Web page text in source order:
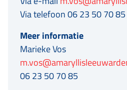
Via telefoon 06 23 50 70 85
Meer informatie
Marieke Vos
06 23 50 70 85